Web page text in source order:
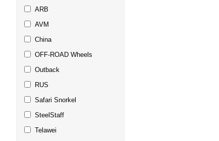
ARB
AVM
China
OFF-ROAD Wheels
Outback
RUS
Safari Snorkel
SteelStaff
Telawei